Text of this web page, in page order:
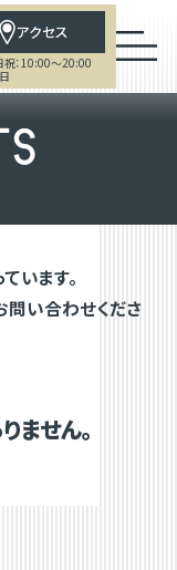
アクセス
：10:00～20:00
S
います。
い合わせくださ
ません。